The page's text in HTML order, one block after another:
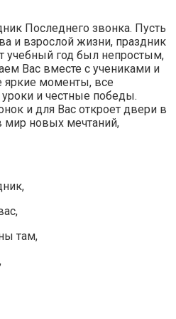
Последнего звонка. Пусть
и взрослой жизни, праздник
учебный год был непростым,
Вас вместе с учениками и
яркие моменты, все
и честные победы.
и для Вас откроет двери в
мир новых мечтаний,
там,